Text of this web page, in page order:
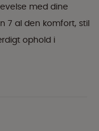
med dine
7 al den komfort, stil
ophold i